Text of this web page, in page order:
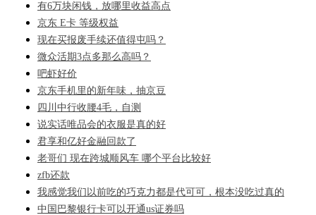
有6万块闲钱，放哪里收益高点
京东 E卡 等级权益
现在买报废手续还值得屯吗？
微众活期3点多那么高吗？
吧虾好价
京东手机里的新年味，抽京豆
四川中行收腰4毛，自测
说实话唯品会的衣服是真的好
君享和亿好金融回款了
老哥们 现在跨城顺风车 哪个平台比较好
zfb还款
我感觉我们以前吃的巧克力都是代可可，根本没吃过真的
中国巴黎银行卡可以开通us证券吗